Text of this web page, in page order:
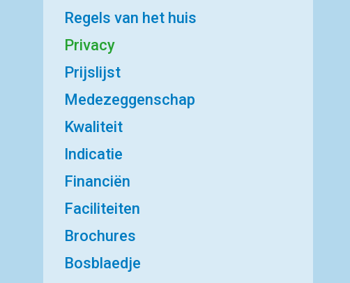
Regels van het huis
Privacy
Prijslijst
Medezeggenschap
Kwaliteit
Indicatie
Financiën
Faciliteiten
Brochures
Bosblaedje